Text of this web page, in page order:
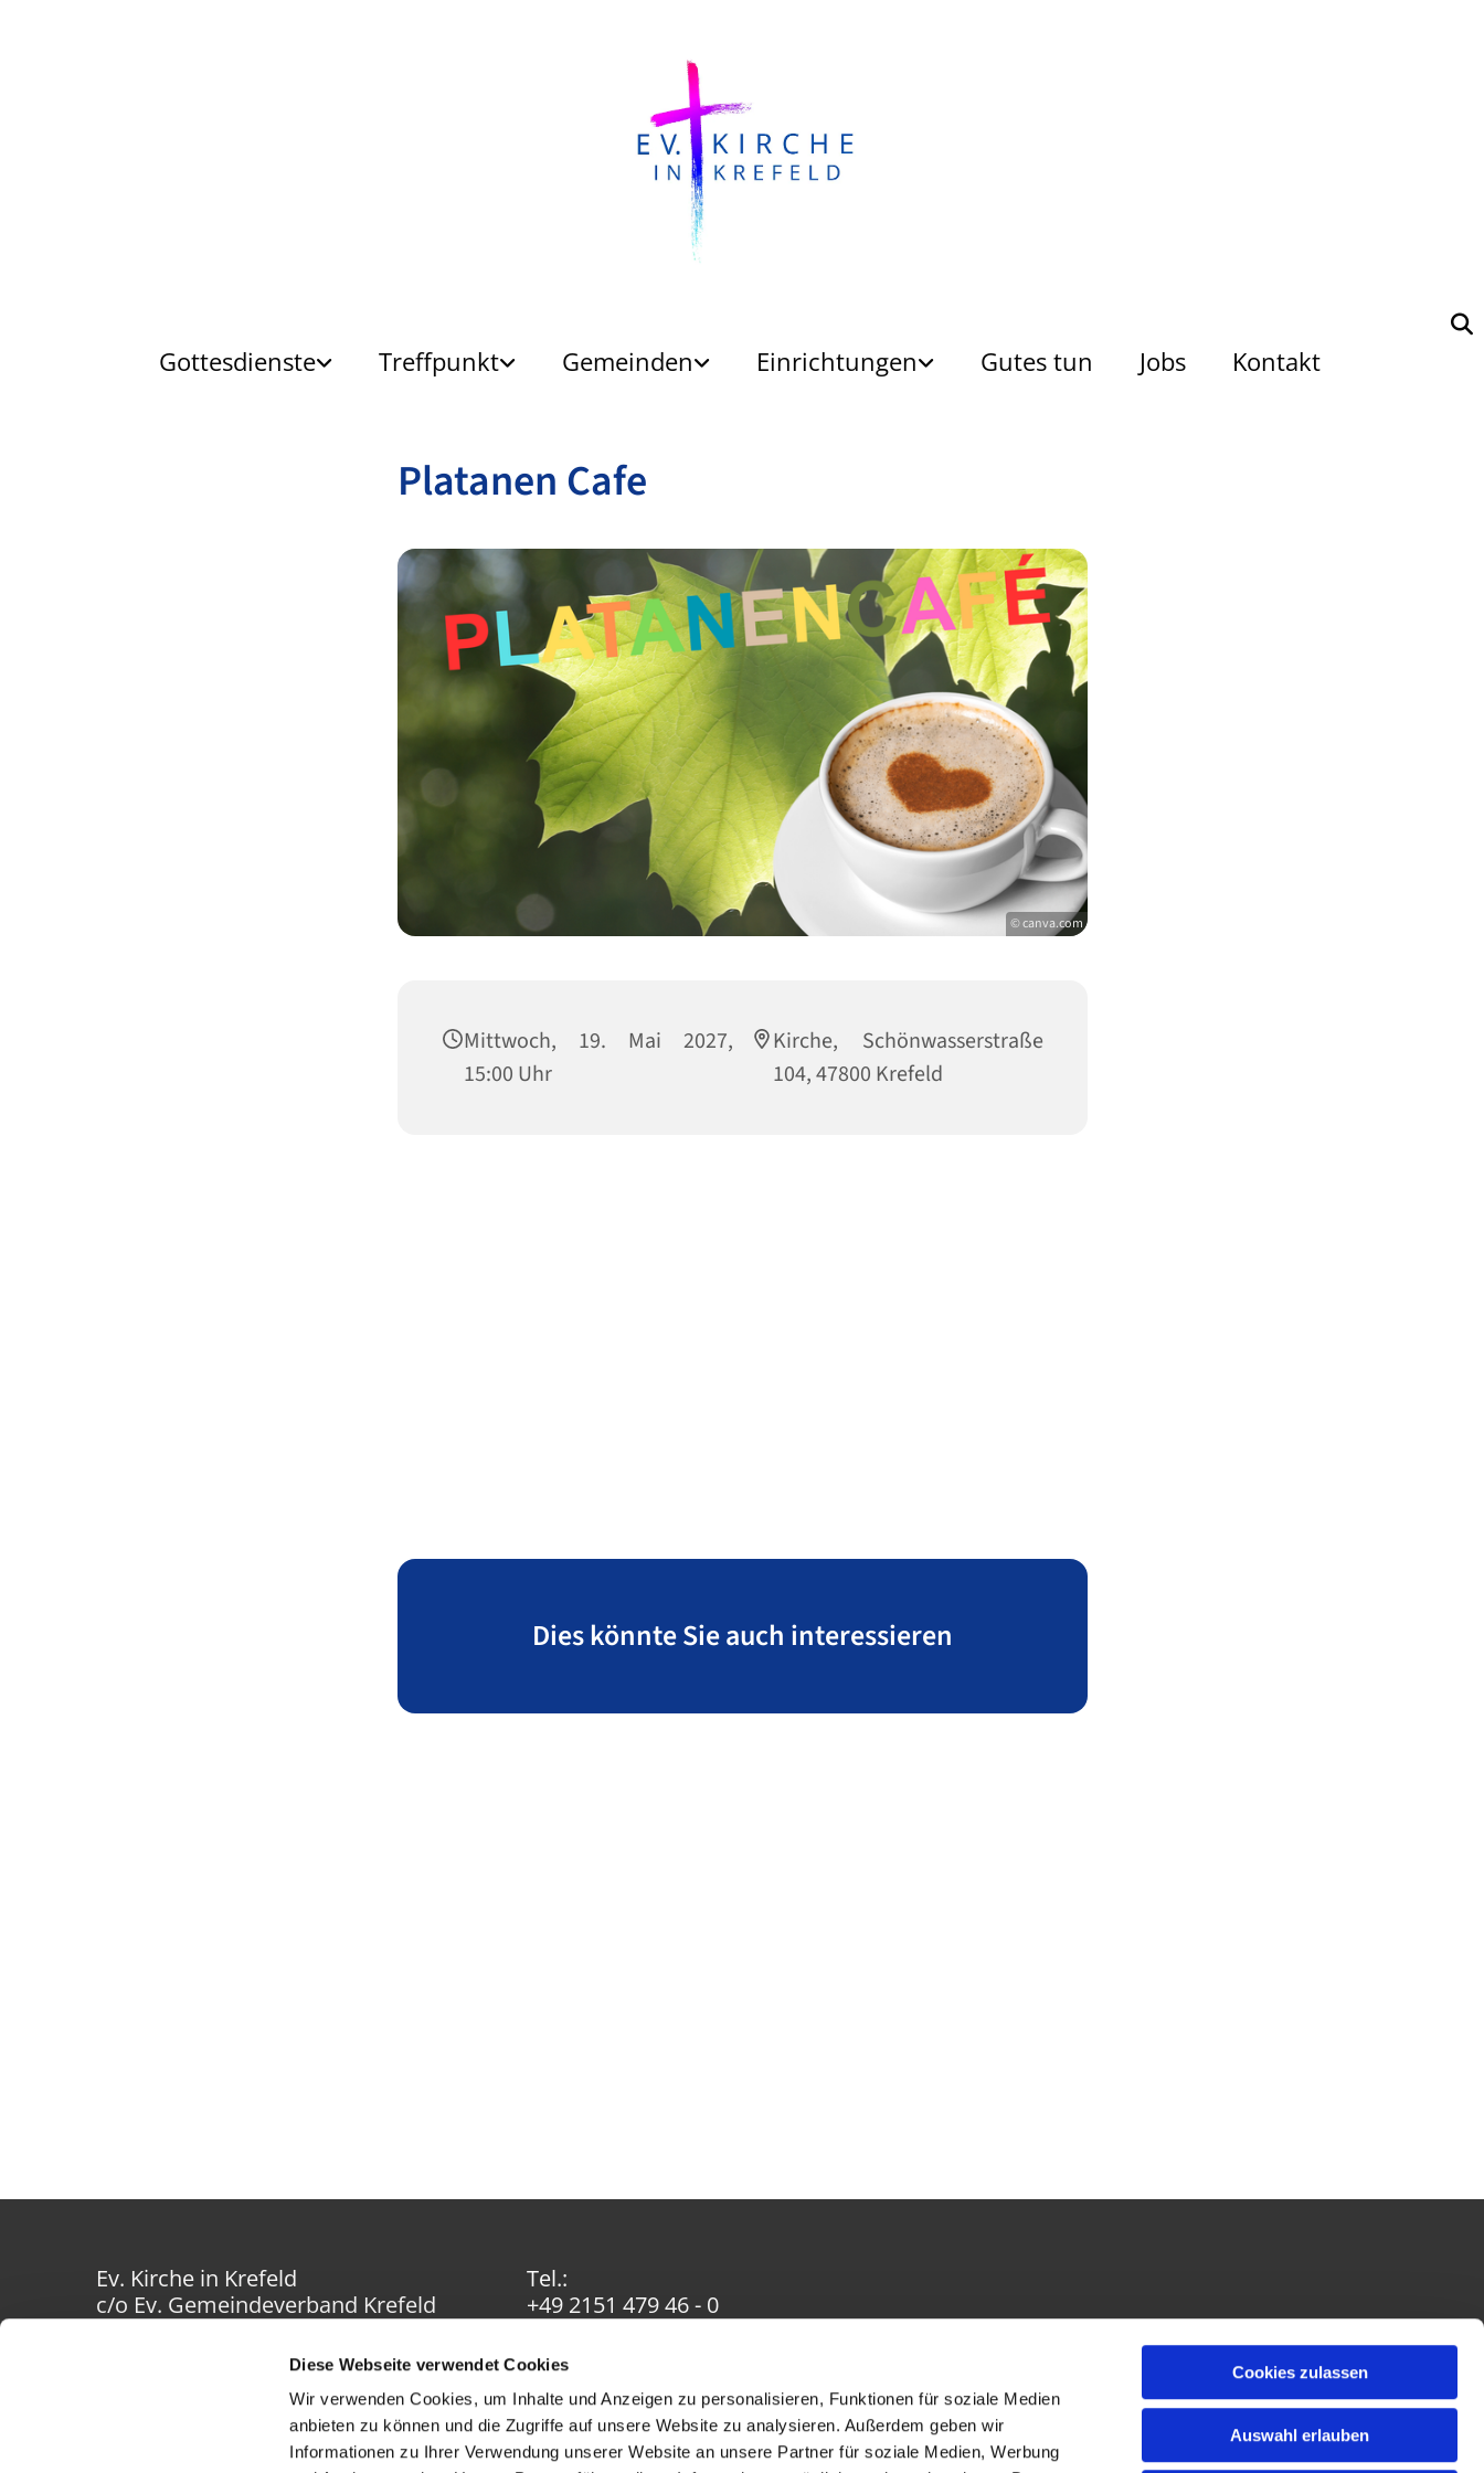
Diese Webseite verwendet Cookies
Wir verwenden Cookies, um Inhalte und Anzeigen zu personalisieren, Funktionen für soziale Medien
anbieten zu können und die Zugriffe auf unsere Website zu analysieren. Außerdem geben wir
Informationen zu Ihrer Verwendung unserer Website an unsere Partner für soziale Medien, Werbung
Cookies zulassen
Auswahl erlauben
Gottesdienste Treffpunkt Gemeinden Einrichtungen Gutes tun Jobs Kontakt
Platanen Cafe
© canva.com
Mittwoch, 19. Mai 2027,
15:00 Uhr
Kirche, Schönwasserstraße
104, 47800 Krefeld
Dies könnte Sie auch interessieren
Ev. Kirche in Krefeld
c/o Ev. Gemeindeverband Krefeld
Tel.:
+49 2151 479 46 - 0
info@ev-in-krefeld.de